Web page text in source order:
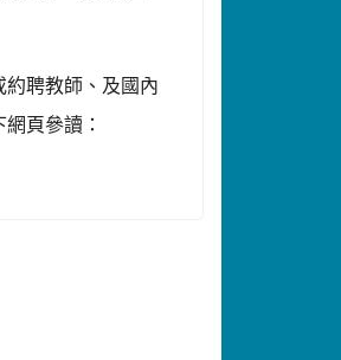
約聘教師、及國內
頁參讀：